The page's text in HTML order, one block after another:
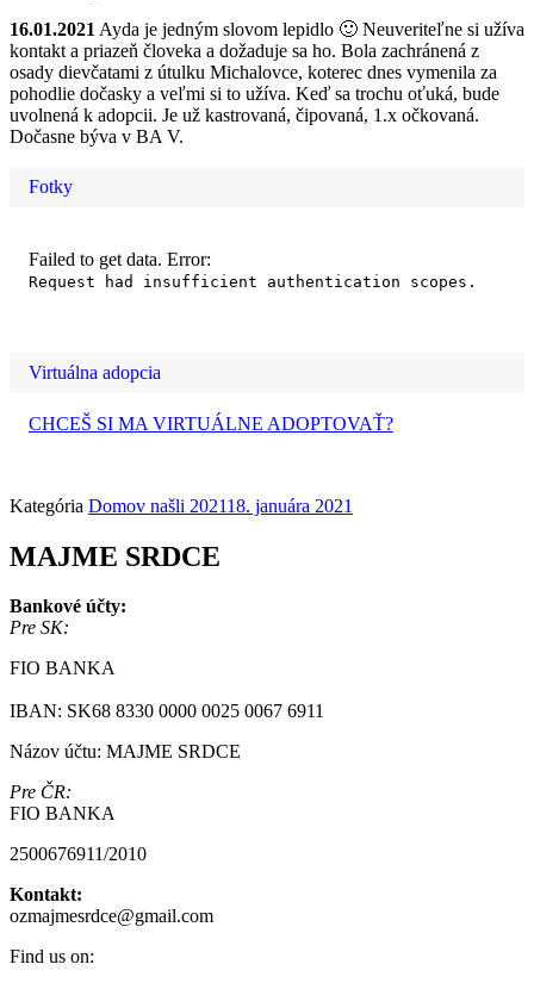
16.01.2021 Ayda je jedným slovom lepidlo 🙂 Neuveriteľne si užíva
kontakt a priazeň človeka a dožaduje sa ho. Bola zachránená z
osady dievčatami z útulku Michalovce, koterec dnes vymenila za
pohodlie dočasky a veľmi si to užíva. Keď sa trochu oťuká, bude
uvolnená k adopcii. Je už kastrovaná, čipovaná, 1.x očkovaná.
Dočasne býva v BA V.
Fotky
Failed to get data. Error:
Request had insufficient authentication scopes.
Virtuálna adopcia
CHCEŠ SI MA VIRTUÁLNE ADOPTOVAŤ?
Kategória Domov našli 202118. januára 2021
MAJME SRDCE
Bankové účty:
Pre SK:
FIO BANKA
IBAN: SK68 8330 0000 0025 0067 6911
Názov účtu: MAJME SRDCE
Pre ČR:
FIO BANKA
2500676911/2010
Kontakt:
ozmajmesrdce@gmail.com
Find us on: